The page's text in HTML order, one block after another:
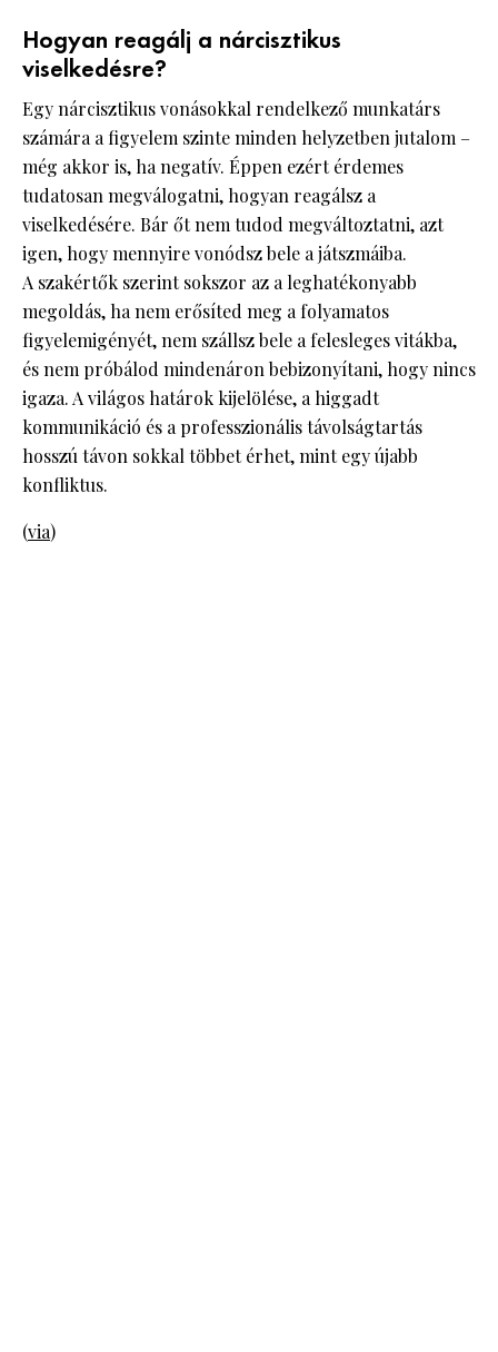
Hogyan reagálj a nárcisztikus
viselkedésre?
Egy nárcisztikus vonásokkal rendelkező munkatárs
számára a figyelem szinte minden helyzetben jutalom –
még akkor is, ha negatív. Éppen ezért érdemes
tudatosan megválogatni, hogyan reagálsz a
viselkedésére. Bár őt nem tudod megváltoztatni, azt
igen, hogy mennyire vonódsz bele a játszmáiba.
A szakértők szerint sokszor az a leghatékonyabb
megoldás, ha nem erősíted meg a folyamatos
figyelemigényét, nem szállsz bele a felesleges vitákba,
és nem próbálod mindenáron bebizonyítani, hogy nincs
igaza. A világos határok kijelölése, a higgadt
kommunikáció és a professzionális távolságtartás
hosszú távon sokkal többet érhet, mint egy újabb
konfliktus.
(via)